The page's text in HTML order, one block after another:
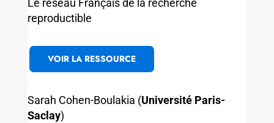
Le réseau Français de la recherche
reproductible
VOIR LA RESSOURCE
Sarah Cohen-Boulakia (Université Paris-
Saclay)